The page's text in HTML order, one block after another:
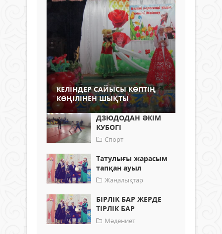
КЕЛІНДЕР САЙЫСЫ КӨПТІҢ
КӨҢІЛІНЕН ШЫҚТЫ
ДЗЮДОДАН ӘКІМ
КУБОГІ
Спорт
Татулығы жарасым
тапқан ауыл
Жаңалықтар
БІРЛІК БАР ЖЕРДЕ
ТІРЛІК БАР
Мәдениет